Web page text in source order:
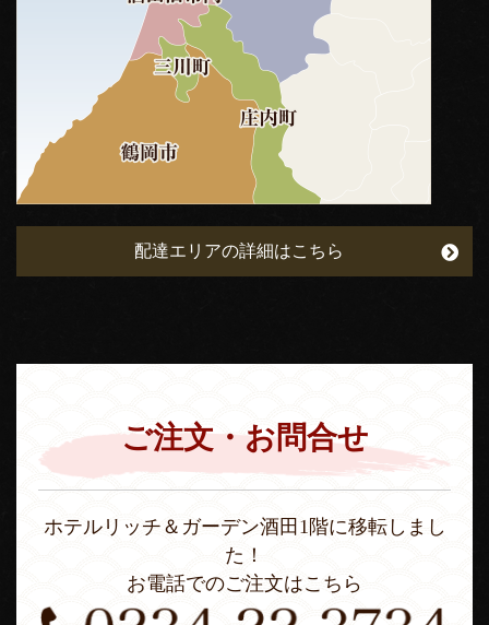
配達エリアの詳細はこちら
ご注文・お問合せ
ホテルリッチ＆ガーデン酒田1階に移転しまし
た！
お電話でのご注文はこちら